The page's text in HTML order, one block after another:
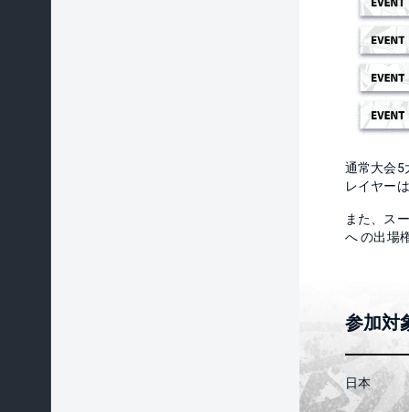
通常大会5
レイヤー
また、ス
へ の出場
参加対
日本